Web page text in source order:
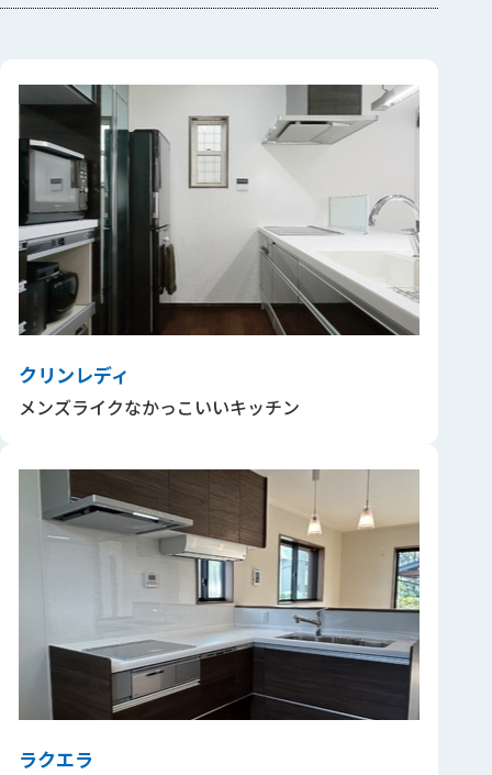
クリンレディ
メンズライクなかっこいいキッチン
ラクエラ